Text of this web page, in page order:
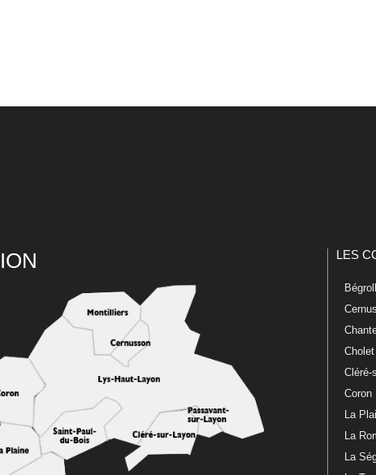
LES
Cholet
Cléré-
Coron
La
La
La